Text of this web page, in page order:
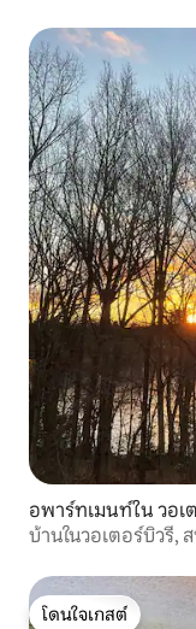
อพาร์ทเมนท์ใน วอเ
บ้านในวอเตอร์บิวรี,
โดนใจเกสต์